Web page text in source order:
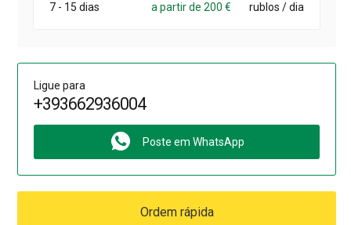
7 - 15 dias a partir de 200 € rublos / dia
Ligue para
+393662936004
Poste em WhatsApp
Ordem rápida